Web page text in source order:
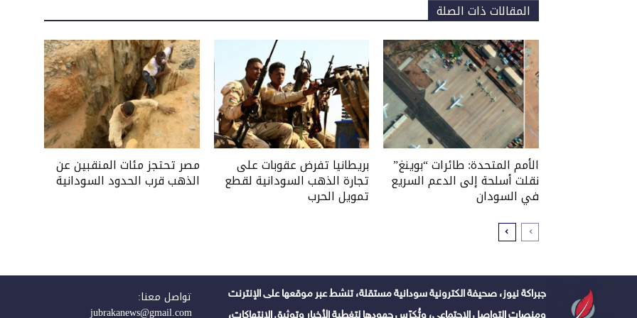
المقالات ذات الصلة
الأمم المتحدة: طائرات “بوينغ”
نقلت أسلحة إلى الدعم السريع
في السودان
بريطانيا تفرض عقوبات على
تجارة الذهب السودانية لقطع
تمويل الحرب
مصر تحتجز مئات المنقبين عن
الذهب قرب الحدود السودانية
جبراكة نيوز، صحيفة الكترونية سودانية مستقلة، تنشط عبر موقعها على الإنترنت
ومنصات التواصل الاجتماعي، وتُكرّس جهودها لتغطية الأخبار وتوثيق الانتهاكات،
تواصل معنا:
jubrakanews@gmail.com